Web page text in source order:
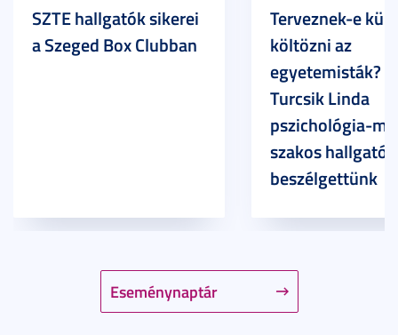
Eseménynaptár
SZTE hallgatók sikerei
a Szeged Box Clubban
Terveznek-e
költözni az
egyetemisták? –
Turcsik Linda
pszichológia-
szakos
beszélgettünk